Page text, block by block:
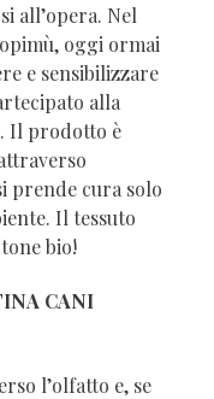
all’opera. Nel
oggi ormai
e sensibilizzare
alla
Il prodotto è
prende cura solo
Il tessuto
bio!
CANI
l’olfatto e, se